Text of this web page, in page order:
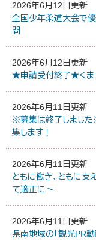
2026年6月12日更新
全国少年柔道大会で
問
2026年6月12日更新
★申請受付終了★くま
2026年6月11日更新
※募集は終了しました
集します！
2026年6月11日更新
ともに働き、ともに
て適正に～
2026年6月11日更新
県南地域の「観光PR